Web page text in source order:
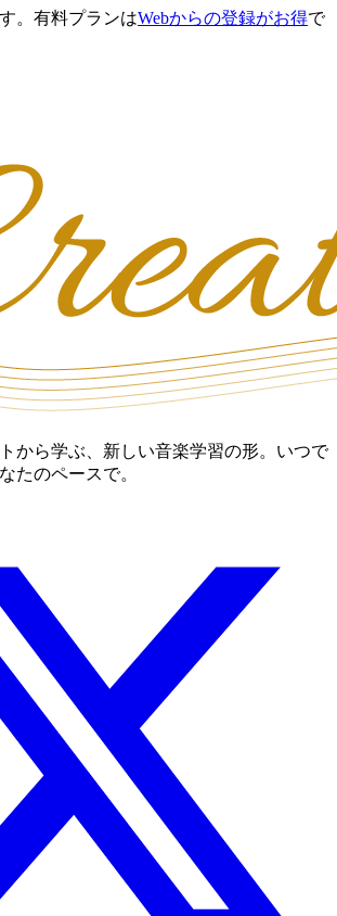
。有料プランはWebからの登録がお得で
から学ぶ、新しい音楽学習の形。いつで
たのペースで。